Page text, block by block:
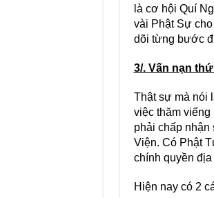
là cơ hội Quí
vài Phật Sự
dõi từng bước
3/. Vấn nạn
Thật sự mà nói
việc thăm
phải chấp nhận
Viện. Có Phật
chính quyền
Hiện nay có 2